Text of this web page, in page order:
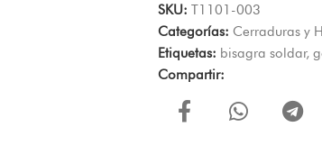
SKU: T1101-003
Categorías: Cerraduras y
Etiquetas: bisagra soldar,
Compartir: